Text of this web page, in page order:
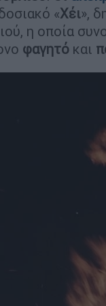
«Χέι»,
η οποία
φαγητό και